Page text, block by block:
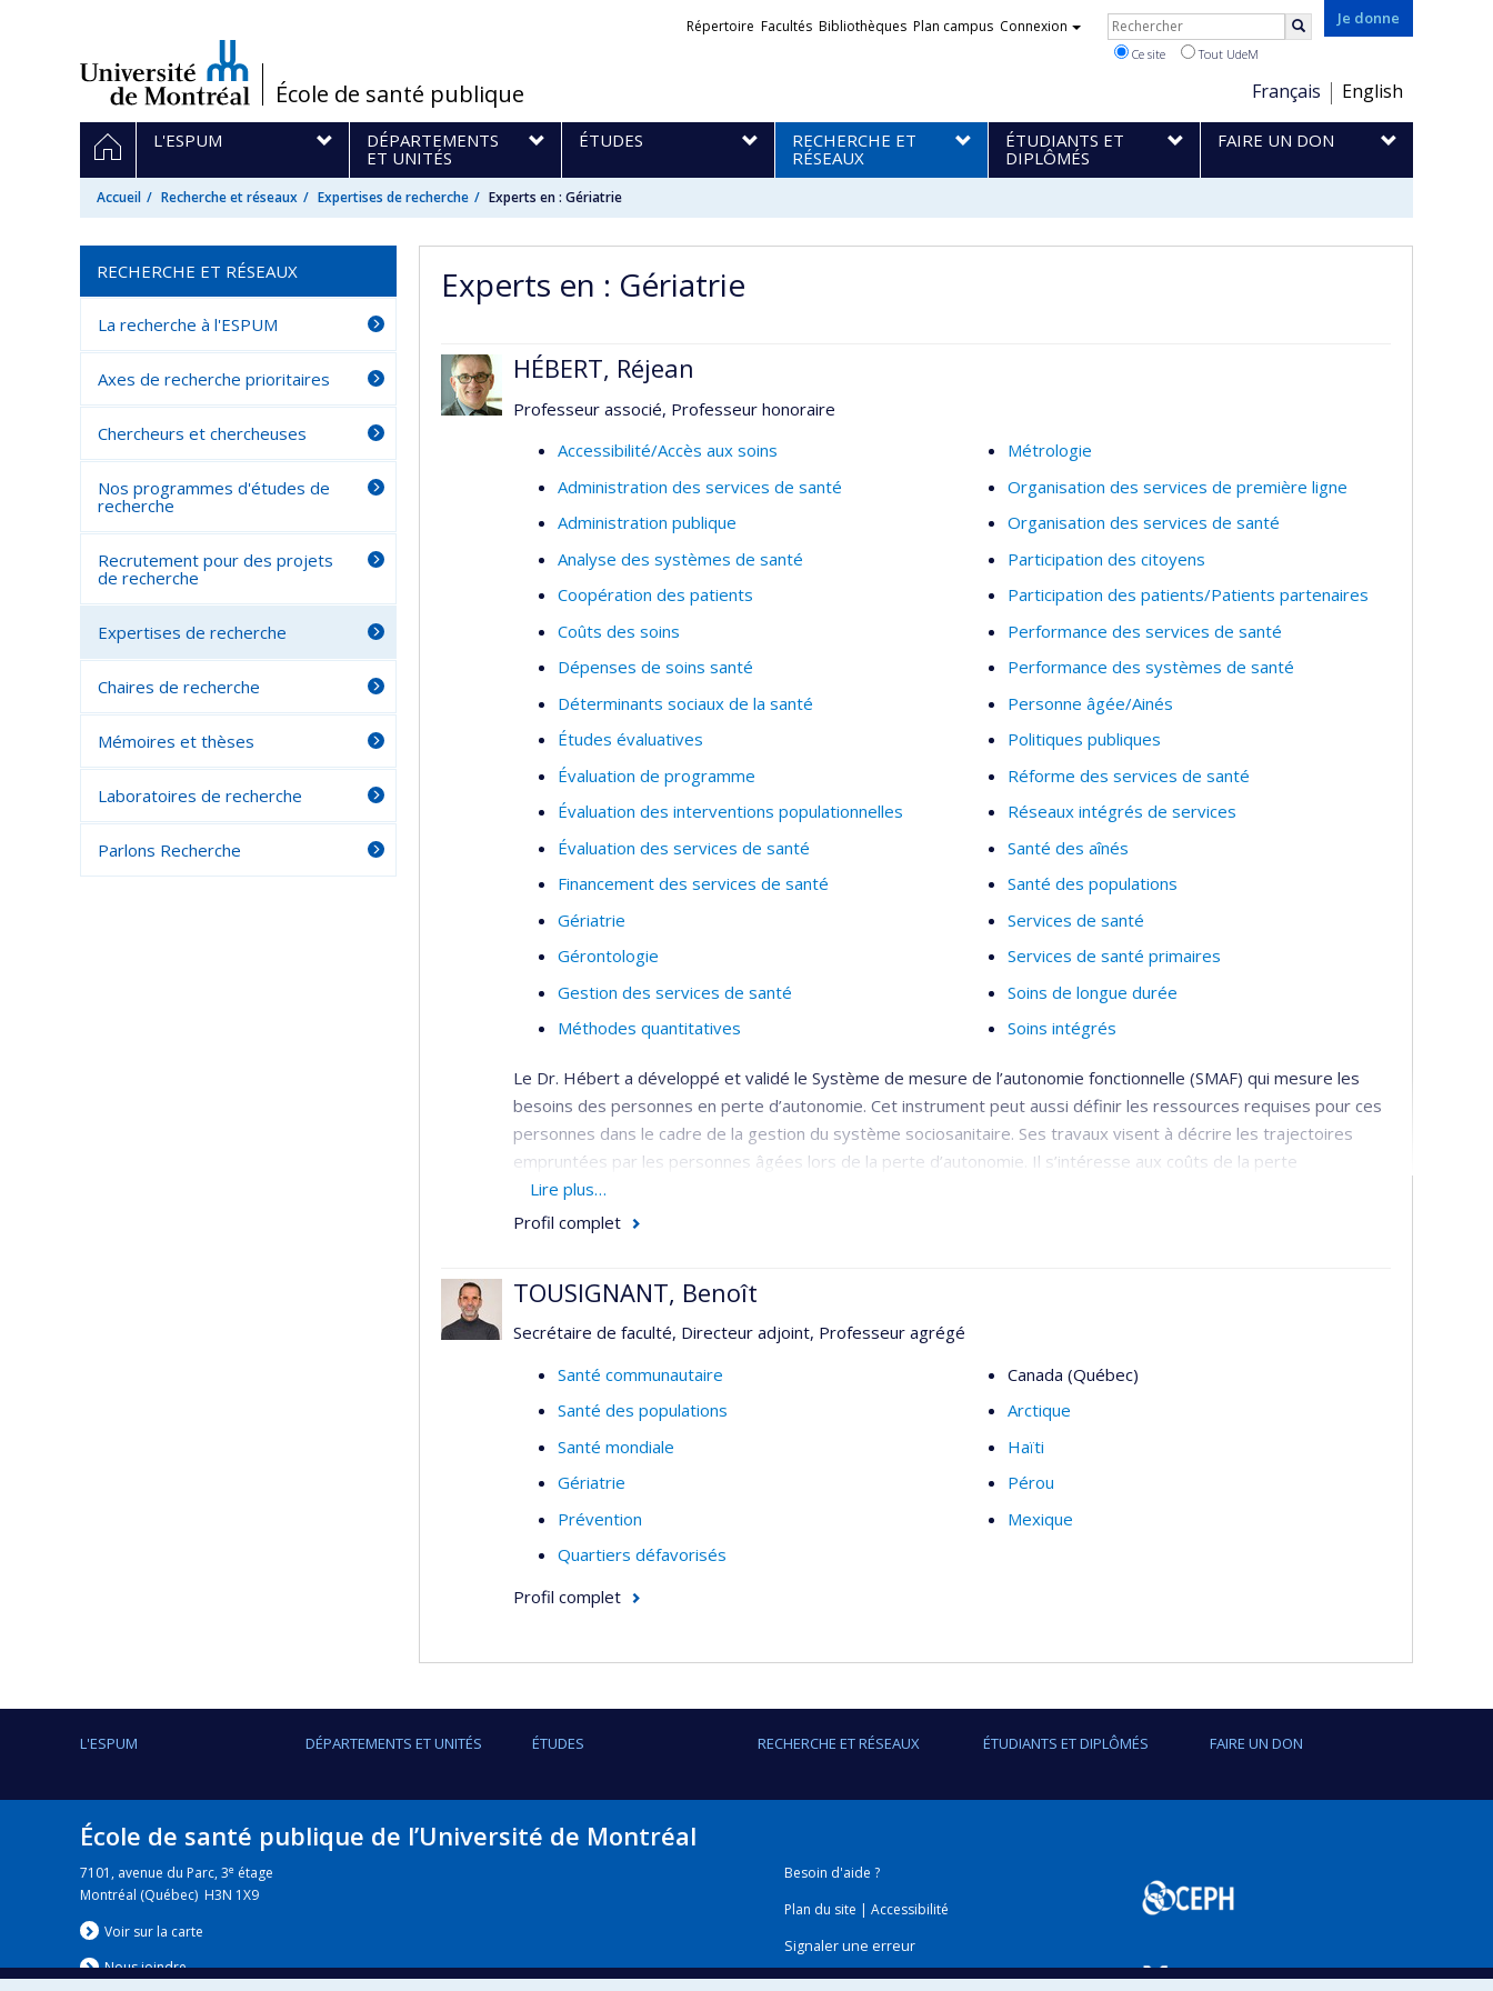
/École de santé publique
Je donne
Choix
de
la
langue
Français English
Liens
Répertoire Facultés Bibliothèques Plan campus Connexion Rechercher
Ce site Tout UdeM
Navigation
principale
ACCUEIL
L'ESPUM
DÉPARTEMENTS
ET UNITÉS
ÉTUDES
RECHERCHE ET
RÉSEAUX
ÉTUDIANTS ET
DIPLÔMÉS
FAIRE UN DON
Accueil Recherche et réseaux Expertises de recherche Experts en : Gériatrie
Experts en : Gériatrie
HÉBERT, Réjean
Professeur associé, Professeur honoraire
Accessibilité/Accès aux soins
Administration des services de santé
Administration publique
Analyse des systèmes de santé
Coopération des patients
Coûts des soins
Dépenses de soins santé
Déterminants sociaux de la santé
Études évaluatives
Évaluation de programme
Évaluation des interventions populationnelles
Évaluation des services de santé
Financement des services de santé
Gériatrie
Gérontologie
Gestion des services de santé
Méthodes quantitatives
Métrologie
Organisation des services de première ligne
Organisation des services de santé
Participation des citoyens
Participation des patients/Patients partenaires
Performance des services de santé
Performance des systèmes de santé
Personne âgée/Ainés
Politiques publiques
Réforme des services de santé
Réseaux intégrés de services
Santé des aînés
Santé des populations
Services de santé
Services de santé primaires
Soins de longue durée
Soins intégrés
Le Dr. Hébert a développé et validé le Système de mesure de l’autonomie fonctionnelle (SMAF) qui mesure les
besoins des personnes en perte d’autonomie. Cet instrument peut aussi définir les ressources requises pour ces
personnes dans le cadre de la gestion du système sociosanitaire. Ses travaux visent à décrire les trajectoires
empruntées par les personnes âgées lors de la perte d’autonomie. Il s’intéresse aux coûts de la perte
d’autonomie et des services qu’elle met en œuvre.
Il a dirigé le groupe PRISMA (Programme de recherche sur l’intégration des services de maintien de l’autonomie)
organisations au niveau local, un guichet unique pour l’accès aux services, un gestionnaire de cas pour l’évaluation
d’information partageable.
Il travaille actuellement au financement et à la gestion des soins de longue durée, particulièrement le soutien à
domicile. Il se préoccupe du transfert de connaissances de la recherche vers l’organisation des services et des
politiques publiques.
Lire plus…
Profil complet
TOUSIGNANT, Benoît
Secrétaire de faculté, Directeur adjoint, Professeur agrégé
Santé communautaire
Santé des populations
Santé mondiale
Gériatrie
Prévention
Quartiers défavorisés
Canada (Québec)
Arctique
Haïti
Pérou
Mexique
Profil complet
RECHERCHE ET RÉSEAUX
La recherche à l'ESPUM
Axes de recherche prioritaires
Chercheurs et chercheuses
Nos programmes d'études de
recherche
Recrutement pour des projets
de recherche
Expertises de recherche
Chaires de recherche
Mémoires et thèses
Laboratoires de recherche
Parlons Recherche
L'ESPUM DÉPARTEMENTS ET UNITÉS ÉTUDES RECHERCHE ET RÉSEAUX ÉTUDIANTS ET DIPLÔMÉS FAIRE UN DON
École de santé publique de l’Université de Montréal
7101, avenue du Parc, 3e étage
Montréal (Québec) H3N 1X9
Voir sur la carte
Nous joindre
Besoin d'aide ?
Plan du site |Accessibilité
Signaler une erreur